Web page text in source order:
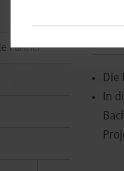
Partner
Die
In